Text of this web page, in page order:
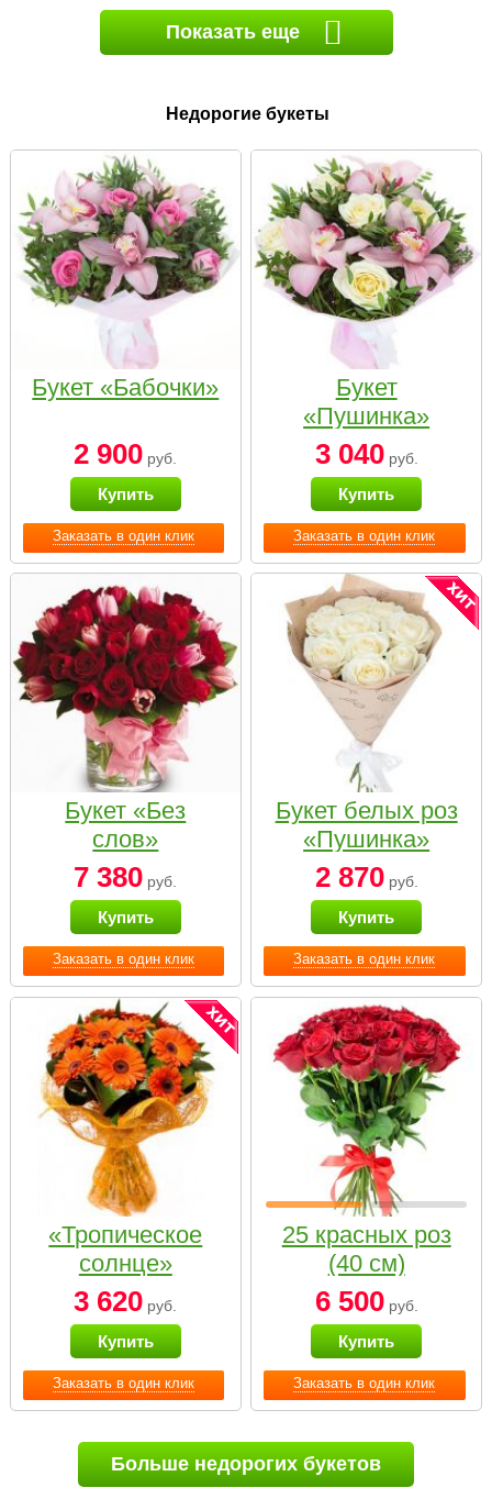
Показать еще
Недорогие букеты
Заказать в один клик
Букет «Бабочки»
2 900 руб.
Купить
Заказать в один клик
Букет
«Пушинка»
3 040руб.
Купить
Заказать в один клик
Букет «Без
слов»
7 380 руб.
Купить
Заказать в один клик
Букет белых роз
«Пушинка»
2 870руб.
Купить
Заказать в один клик
«Тропическое
солнце»
3 620 руб.
Купить
Заказать в один клик
25 красных роз
(40 см)
6 500руб.
Купить
Больше недорогих букетов